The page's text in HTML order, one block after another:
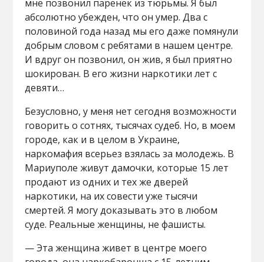
мне позвонил паренек из тюрьмы. Я был
абсолютно убежден, что он умер. Два с
половиной года назад мы его даже помянули
добрым словом с ребятами в нашем центре.
И вдруг он позвонил, он жив, я был приятно
шокирован. В его жизни наркотики лет с
девяти…
Безусловно, у меня нет сегодня возможности
говорить о сотнях, тысячах судеб. Но, в моем
городе, как и в целом в Украине,
наркомафия всерьез взялась за молодежь. В
Мариуполе живут дамочки, которые 15 лет
продают из одних и тех же дверей
наркотики, на их совести уже тысячи
смертей. Я могу доказывать это в любом
суде. Реальные женщины, не фашисты.
— Эта женщина живет в центре моего